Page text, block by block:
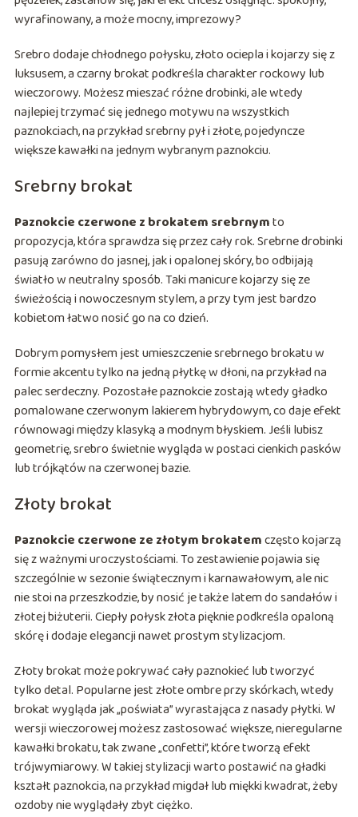
wyrafinowany, a może mocny, imprezowy?
Srebro dodaje chłodnego połysku, złoto ociepla i kojarzy się z
luksusem, a czarny brokat podkreśla charakter rockowy lub
wieczorowy. Możesz mieszać różne drobinki, ale wtedy
najlepiej trzymać się jednego motywu na wszystkich
paznokciach, na przykład srebrny pył i złote, pojedyncze
większe kawałki na jednym wybranym paznokciu.
Srebrny brokat
Paznokcie czerwone z brokatem srebrnymto
propozycja, która sprawdza się przez cały rok. Srebrne drobinki
pasują zarówno do jasnej, jak i opalonej skóry, bo odbijają
światło w neutralny sposób. Taki manicure kojarzy się ze
świeżością i nowoczesnym stylem, a przy tym jest bardzo
kobietom łatwo nosić go na co dzień.
Dobrym pomysłem jest umieszczenie srebrnego brokatu w
formie akcentu tylko na jedną płytkę w dłoni, na przykład na
palec serdeczny. Pozostałe paznokcie zostają wtedy gładko
pomalowane czerwonym lakierem hybrydowym, co daje efekt
równowagi między klasyką a modnym błyskiem. Jeśli lubisz
geometrię, srebro świetnie wygląda w postaci cienkich pasków
lub trójkątów na czerwonej bazie.
Złoty brokat
Paznokcie czerwone ze złotym brokatemczęsto kojarzą
się z ważnymi uroczystościami. To zestawienie pojawia się
szczególnie w sezonie świątecznym i karnawałowym, ale nic
nie stoi na przeszkodzie, by nosić je także latem do sandałów i
złotej biżuterii. Ciepły połysk złota pięknie podkreśla opaloną
skórę i dodaje elegancji nawet prostym stylizacjom.
Złoty brokat może pokrywać cały paznokieć lub tworzyć
tylko detal. Popularne jest złote ombre przy skórkach, wtedy
brokat wygląda jak „poświata” wyrastająca z nasady płytki. W
wersji wieczorowej możesz zastosować większe, nieregularne
kawałki brokatu, tak zwane „confetti”, które tworzą efekt
trójwymiarowy. W takiej stylizacji warto postawić na gładki
kształt paznokcia, na przykład migdał lub miękki kwadrat, żeby
ozdoby nie wyglądały zbyt ciężko.